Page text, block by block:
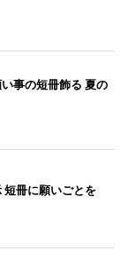
事の短冊飾る 夏の
短冊に願いごとを